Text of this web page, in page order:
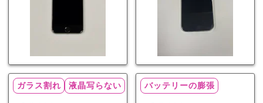
ガラス割れ 液晶写らない バッテリーの膨張